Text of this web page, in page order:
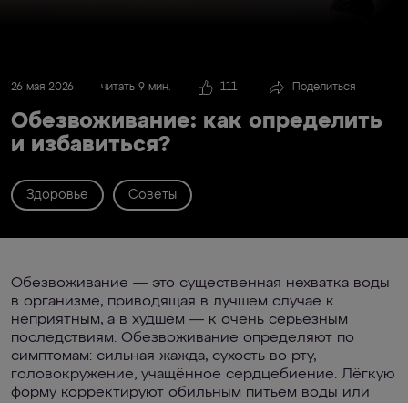
26 мая 2026 читать 9 мин. 111 Поделиться
Обезвоживание: как определить
и избавиться?
Здоровье Советы
Обезвоживание — это существенная нехватка воды
в организме, приводящая в лучшем случае к
неприятным, а в худшем — к очень серьезным
последствиям. Обезвоживание определяют по
симптомам: сильная жажда, сухость во рту,
головокружение, учащённое сердцебиение. Лёгкую
форму корректируют обильным питьём воды или